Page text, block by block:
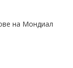
на Мондиал